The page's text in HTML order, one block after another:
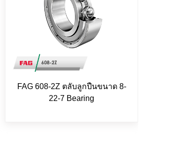
FAG 608-2Z ตลับลูกปืนขนาด 8-
22-7 Bearing